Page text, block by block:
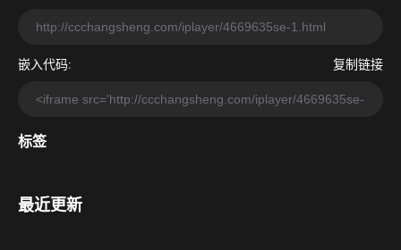
嵌入代码: 复制链接
标签
最近更新